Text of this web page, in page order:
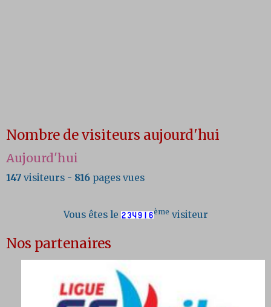
Nombre de visiteurs aujourd'hui
Aujourd'hui
147 visiteurs - 816 pages vues
Vous êtes le ème visiteur
Nos partenaires